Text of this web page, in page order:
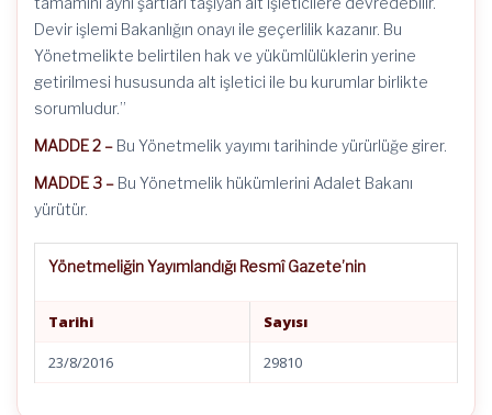
Devir işlemi Bakanlığın onayı ile geçerlilik kazanır. Bu
Yönetmelikte belirtilen hak ve yükümlülüklerin yerine
getirilmesi hususunda alt işletici ile bu kurumlar birlikte
sorumludur.”
MADDE 2 – Bu Yönetmelik yayımı tarihinde yürürlüğe girer.
MADDE 3 – Bu Yönetmelik hükümlerini Adalet Bakanı
yürütür.
Yönetmeliğin Yayımlandığı Resmî Gazete’nin
Tarihi Sayısı
23/8/2016 29810